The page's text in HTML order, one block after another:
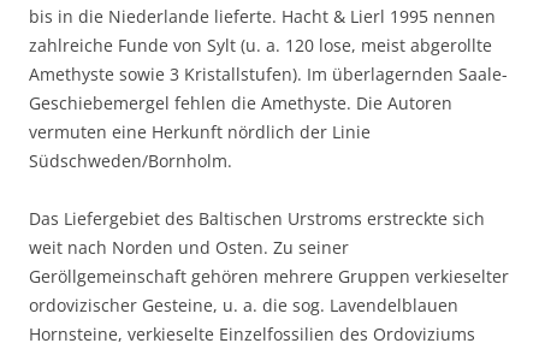
bis in die Niederlande lieferte. Hacht & Lierl 1995 nennen
zahlreiche Funde von Sylt (u. a. 120 lose, meist abgerollte
Amethyste sowie 3 Kristallstufen). Im überlagernden Saale-
Geschiebemergel fehlen die Amethyste. Die Autoren
vermuten eine Herkunft nördlich der Linie
Südschweden/Bornholm.
Das Liefergebiet des Baltischen Urstroms erstreckte sich
weit nach Norden und Osten. Zu seiner
Geröllgemeinschaft gehören mehrere Gruppen verkieselter
ordovizischer Gesteine, u. a. die sog. Lavendelblauen
Hornsteine, verkieselte Einzelfossilien des Ordoviziums